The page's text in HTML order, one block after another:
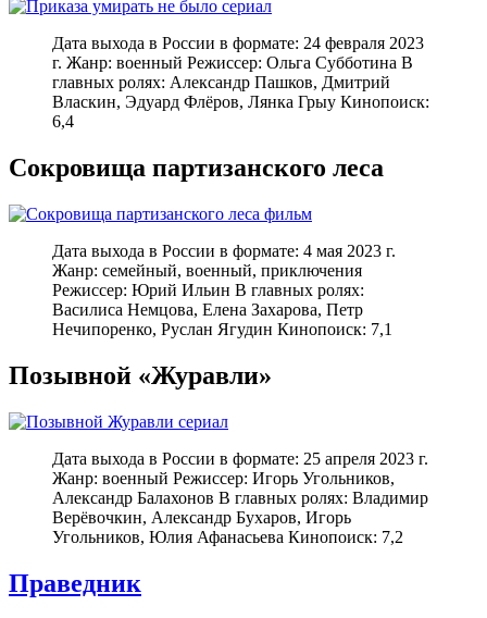
Дата выхода в России в формате: 24 февраля 2023
г. Жанр: военный Режиссер: Ольга Субботина В
главных ролях: Александр Пашков, Дмитрий
Власкин, Эдуард Флёров, Лянка Грыу Кинопоиск:
6,4
Сокровища партизанского леса
Дата выхода в России в формате: 4 мая 2023 г.
Жанр: семейный, военный, приключения
Режиссер: Юрий Ильин В главных ролях:
Василиса Немцова, Елена Захарова, Петр
Нечипоренко, Руслан Ягудин Кинопоиск: 7,1
Позывной «Журавли»
Дата выхода в России в формате: 25 апреля 2023 г.
Жанр: военный Режиссер: Игорь Угольников,
Александр Балахонов В главных ролях: Владимир
Верёвочкин, Александр Бухаров, Игорь
Угольников, Юлия Афанасьева Кинопоиск: 7,2
Праведник